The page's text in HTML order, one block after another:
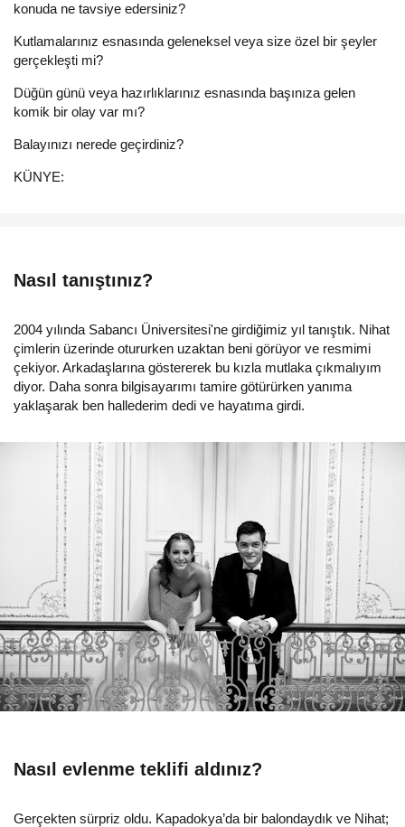
konuda ne tavsiye edersiniz?
Kutlamalarınız esnasında geleneksel veya size özel bir şeyler
gerçekleşti mi?
Düğün günü veya hazırlıklarınız esnasında başınıza gelen
komik bir olay var mı?
Balayınızı nerede geçirdiniz?
KÜNYE:
Nasıl tanıştınız?
2004 yılında Sabancı Üniversitesi'ne girdiğimiz yıl tanıştık. Nihat
çimlerin üzerinde otururken uzaktan beni görüyor ve resmimi
çekiyor. Arkadaşlarına göstererek bu kızla mutlaka çıkmalıyım
diyor. Daha sonra bilgisayarımı tamire götürürken yanıma
yaklaşarak ben hallederim dedi ve hayatıma girdi.
Nasıl evlenme teklifi aldınız?
Gerçekten sürpriz oldu. Kapadokya’da bir balondaydık ve Nihat;